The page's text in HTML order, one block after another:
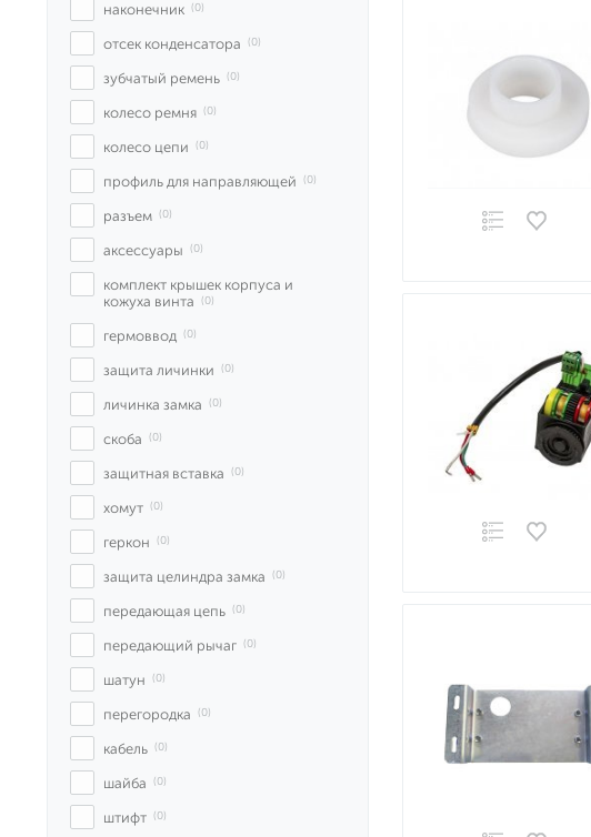
наконечник (0)
отсек конденсатора (0)
зубчатый ремень (0)
колесо ремня (0)
колесо цепи (0)
профиль для направляющей (0)
разъем (0)
аксессуары (0)
комплект крышек корпуса и
кожуха винта (0)
гермоввод (0)
защита личинки (0)
личинка замка (0)
скоба (0)
защитная вставка (0)
хомут (0)
геркон (0)
защита целиндра замка (0)
передающая цепь (0)
передающий рычаг (0)
шатун (0)
перегородка (0)
кабель (0)
шайба (0)
штифт (0)